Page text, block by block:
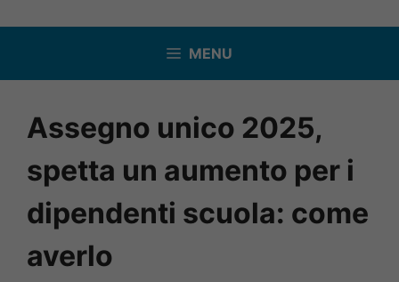
MENU
Assegno unico 2025,
spetta un aumento per i
dipendenti scuola: come
averlo